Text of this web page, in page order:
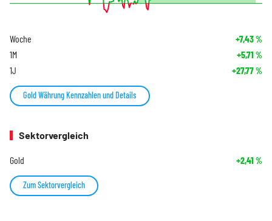
Woche +7,43%
1M +5,71 %
1J +27,77%
Gold Währung Kennzahlen und Details
Sektorvergleich
Gold +2,41 %
Zum Sektorvergleich